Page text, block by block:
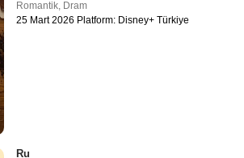
Romantik, Dram
25 Mart 2026 Platform: Disney+ Türkiye
Ru